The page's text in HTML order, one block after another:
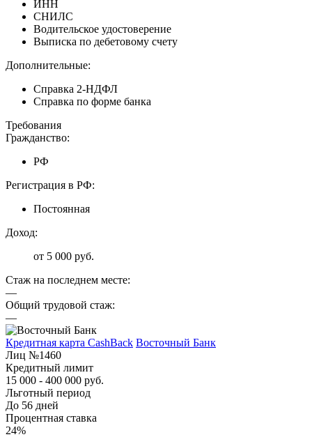
ИНН
СНИЛС
Водительское удостоверение
Выписка по дебетовому счету
Дополнительные:
Справка 2-НДФЛ
Справка по форме банка
Требования
Гражданство:
РФ
Регистрация в РФ:
Постоянная
Доход:
от 5 000 руб.
Стаж на последнем месте:
—
Общий трудовой стаж:
—
Кредитная карта CashBack Восточный Банк
Лиц №1460
Кредитный лимит
15 000 - 400 000 руб.
Льготный период
До 56 дней
Процентная ставка
24%